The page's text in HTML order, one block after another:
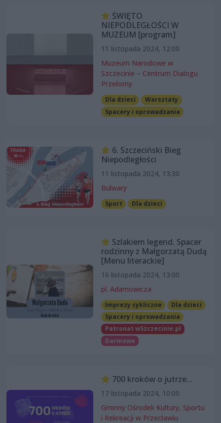
ŚWIĘTO
NIEPODLEGŁOŚCI W
MUZEUM [program]
11 listopada 2024, 12:00
Muzeum Narodowe w
Szczecinie – Centrum Dialogu
Przełomy
Dla dzieci
Warsztaty
Spacery i oprowadzania
6. Szczeciński Bieg
Niepodległości
11 listopada 2024, 13:30
Bulwary
Sport Dla dzieci
Szlakiem legend. Spacer
rodzinny z Małgorzatą Dudą
[Menu literackie]
16 listopada 2024, 13:00
pl. Adamowicza
Imprezy cykliczne
Dla dzieci
Spacery i oprowadzania
Patronat wSzczecinie.pl
Darmowe
700 kroków o jutrze…
17 listopada 2024, 10:00
Gminny Ośrodek Kultury, Sportu
i Rekreacji w Przecławiu